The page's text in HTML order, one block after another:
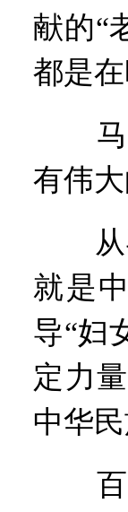
献的“
都是
马克
有伟大
从毛
就是
导“妇
定力
中华
百余